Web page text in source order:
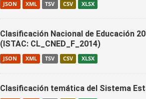
JSON XML TSV CSV XLSX
Clasificación Nacional de Educación
(ISTAC: CL_CNED_F_2014)
JSON XML TSV CSV XLSX
Clasificación temática del Sistema